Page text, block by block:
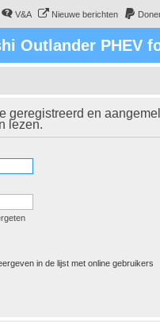
V&A Nieuwe berichten
Outlander PHEV
geregistreerd en
lezen.
in de lijst met online gebruikers